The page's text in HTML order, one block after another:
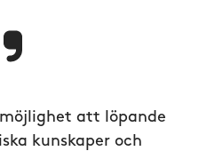
att löpande
kunskaper och